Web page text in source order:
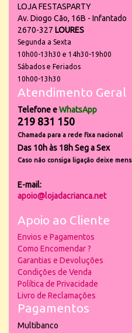
LOJA FESTASPARTY
Av. Diogo Cão, 16B - Infantado
2670-327 LOURES
Segunda a Sexta
10h00-13h30 e 14h30-19h00
Sábados e Feriados
10h00-13h30
Atendimento Geral
Telefone eWhatsApp
219 831 150
Chamada para a rede fixa nacional
Das 10h às 18h Seg a Sex
Caso não consiga ligação deixe
E-mail:
apoio@lojadacrianca.net
Apoio ao Cliente
Envios e Pagamentos
Como Encomendar ?
Garantias e Devoluções
Condições de Venda
Política de Privacidade
Livro de Reclamações
Pagamentos
Multibanco